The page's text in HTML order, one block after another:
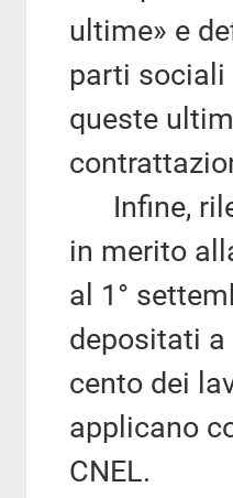
ultime» e
parti sociali
queste
Infine,
in merito
al 1°
depositati
cento dei
applicano
CNEL.